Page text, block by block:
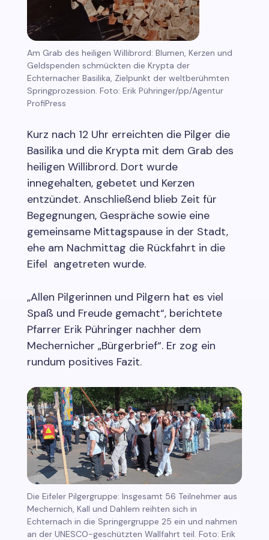
Am Grab des heiligen Willibrord: Blumen, Kerzen und
Geldspenden schmückten die Krypta der
Echternacher Basilika, Zielpunkt der weltberühmten
Springprozession. Foto: Erik Pühringer/pp/Agentur
ProfiPress
Kurz nach 12 Uhr erreichten die Pilger die
Basilika und die Krypta mit dem Grab des
heiligen Willibrord. Dort wurde
innegehalten, gebetet und Kerzen
entzündet. Anschließend blieb Zeit für
Begegnungen, Gespräche sowie eine
gemeinsame Mittagspause in der Stadt,
ehe am Nachmittag die Rückfahrt in die
Eifel angetreten wurde.
„Allen Pilgerinnen und Pilgern hat es viel
Spaß und Freude gemacht“, berichtete
Pfarrer Erik Pühringer nachher dem
Mechernicher „Bürgerbrief“. Er zog ein
rundum positives Fazit.
Die Eifeler Pilgergruppe: Insgesamt 56 Teilnehmer aus
Mechernich, Kall und Dahlem reihten sich in
Echternach in die Springergruppe 25 ein und nahmen
an der UNESCO-geschützten Wallfahrt teil. Foto: Erik